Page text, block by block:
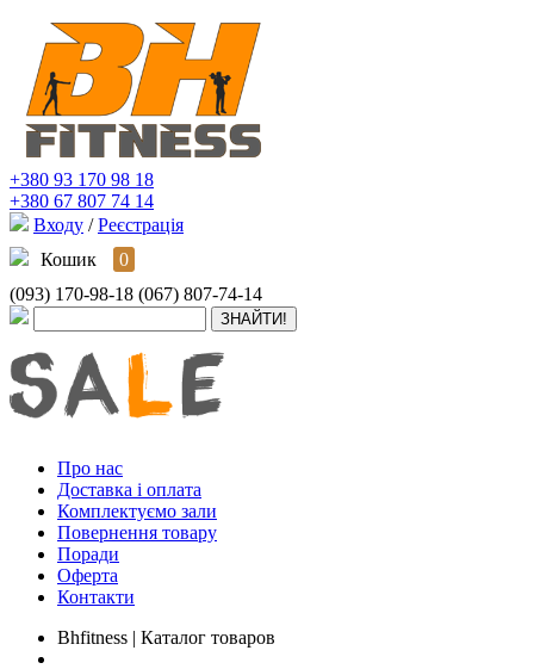
+380 93 170 98 18
+380 67 807 74 14
Входу / Реєстрація
Кошик
0
(093) 170-98-18 (067) 807-74-14
Про нас
Доставка і оплата
Комплектуємо зали
Повернення товару
Поради
Оферта
Контакти
Bhfitness | Каталог товаров